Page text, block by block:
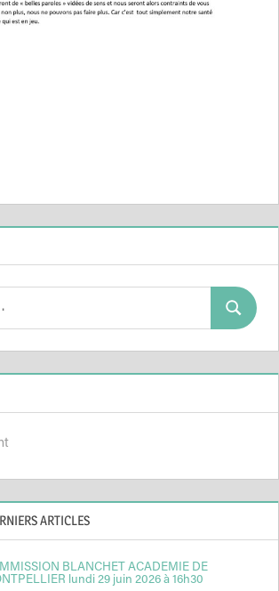
Search
ARTICLES
BLANCHET ACADEMIE DE
lundi 29 juin 2026 à 16h30